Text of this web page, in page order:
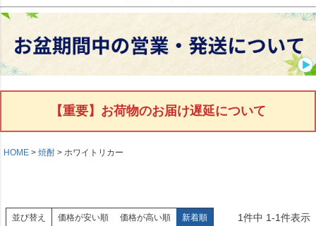
【重要】お荷物のお届け遅延について
HOME 焼酎 ホワイトリカー
並び替え 価格が安い順 価格が高い順 新着順 1件中 1-1件表示